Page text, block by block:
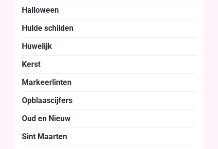
Halloween
Hulde schilden
Huwelijk
Kerst
Markeerlinten
Opblaascijfers
Oud en Nieuw
Sint Maarten